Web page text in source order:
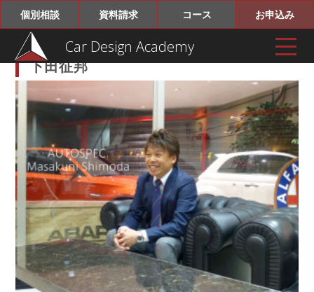
Car Design Academy
個別相談 資料請求 コース お申込み
下田征邦